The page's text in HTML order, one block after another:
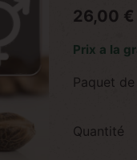
26,00 €
Prix a la
Paquet de
Quantité